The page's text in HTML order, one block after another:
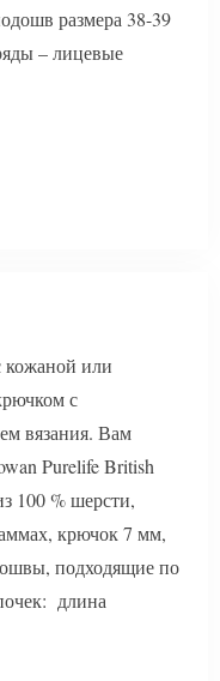
размера 38-39
– лицевые
или
с
вязания. Вам
Purelife British
100 % шерсти,
крючок 7 мм,
подходящие по
длина